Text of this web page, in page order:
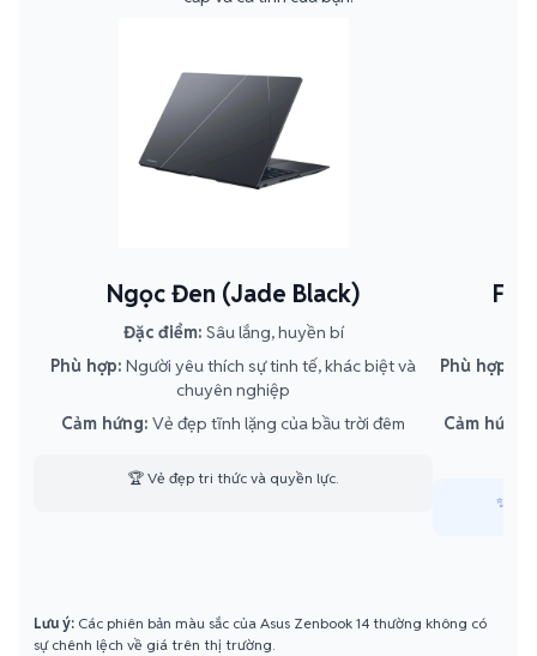
Ngọc Đen (Jade Black)
Đặc điểm: Sâu lắng, huyền bí
Phù hợp: Người yêu thích sự tinh tế, khác biệt và
chuyên nghiệp
Cảm hứng: Vẻ đẹp tĩnh lặng của bầu trời đêm
🏆 Vẻ đẹp tri thức và quyền lực.
Phù hợp:
Cảm hứng:
✨
Lưu ý: Các phiên bản màu sắc của Asus Zenbook 14 thường không có
sự chênh lệch về giá trên thị trường.